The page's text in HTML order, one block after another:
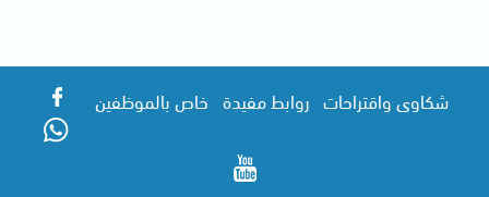
شكاوى واقتراحات روابط مفيدة خاص بالموظفين